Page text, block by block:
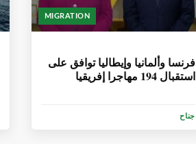
MIGRATION
فرنسا وألمانيا وإيطاليا توافق على
استقبال 194 مهاجرا إفريقيا
جناح